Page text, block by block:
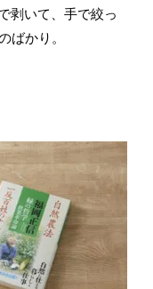
剥いて、手で絞っ
ばかり。